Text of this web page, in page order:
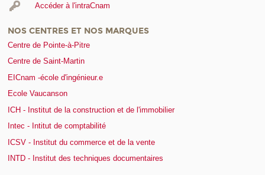
Accéder à l'intraCnam
NOS CENTRES ET NOS MARQUES
Centre de Pointe-à-Pitre
Centre de Saint-Martin
EICnam -école d'ingénieur.e
Ecole Vaucanson
ICH - Institut de la construction et de l'immobilier
Intec - Intitut de comptabilité
ICSV - Institut du commerce et de la vente
INTD - Institut des techniques documentaires